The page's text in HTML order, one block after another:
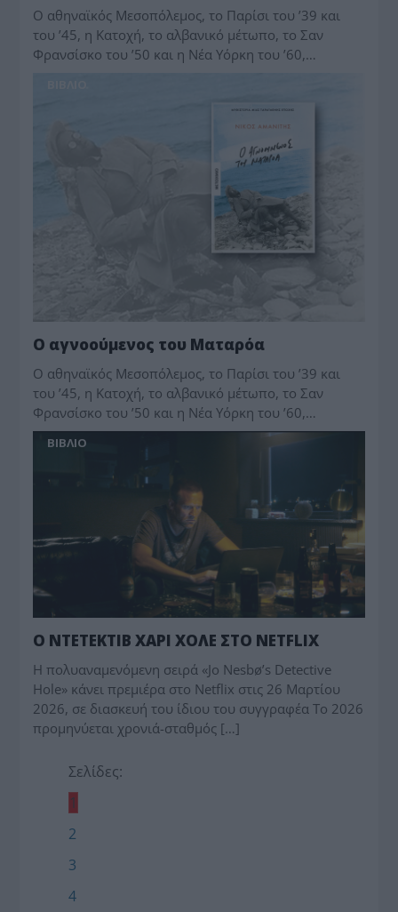
Ο αθηναϊκός Μεσοπόλεμος, το Παρίσι του ’39 και
του ’45, η Κατοχή, το αλβανικό μέτωπο, το Σαν
Φρανσίσκο του ’50 και η Νέα Υόρκη του ’60,…
Ο αγνοούμενος του Ματαρόα
Ο αθηναϊκός Μεσοπόλεμος, το Παρίσι του ’39 και
του ’45, η Κατοχή, το αλβανικό μέτωπο, το Σαν
Φρανσίσκο του ’50 και η Νέα Υόρκη του ’60,…
BIBΛIO
Ο ΝΤΕΤΕΚΤΙΒ ΧΑΡΙ ΧΟΛΕ ΣΤΟ NETFLIX
Η πολυαναμενόμενη σειρά «Jo Nesbø’s Detective
Hole» κάνει πρεμιέρα στο Netflix στις 26 Μαρτίου
2026, σε διασκευή του ίδιου του συγγραφέα Το 2026
προμηνύεται χρονιά-σταθμός […]
Σελίδες:
1
2
3
4